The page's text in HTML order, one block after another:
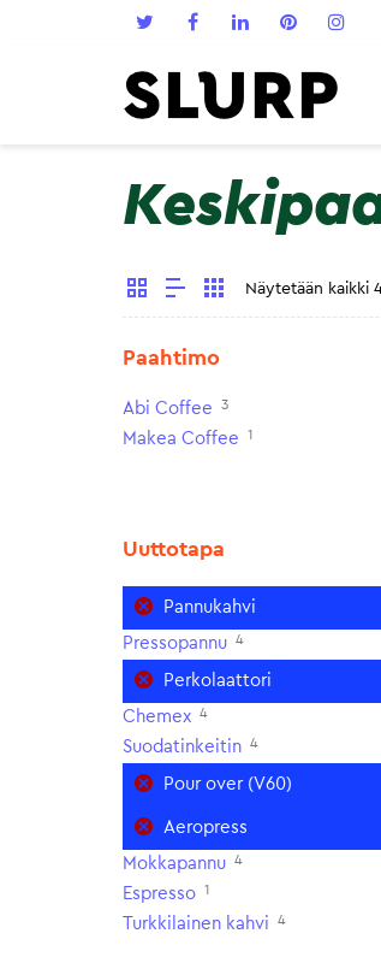
Näytetään kaikki
Paahtimo
Abi Coffee 3
Makea Coffee 1
Uuttotapa
Pannukahvi
Pressopannu 4
Perkolaattori
Chemex 4
Suodatinkeitin 4
Pour over (V60)
Aeropress
Mokkapannu 4
Espresso 1
Turkkilainen kahvi 4